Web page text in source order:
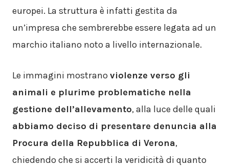
europei. La struttura è infatti gestita da
un’impresa che sembrerebbe essere legata ad un
marchio italiano noto a livello internazionale.
Le immagini mostrano violenze verso gli
animali e plurime problematiche nella
gestione dell’allevamento, alla luce delle quali
abbiamo deciso di presentare denuncia alla
Procura della Repubblica di Verona,
chiedendo che si accerti la veridicità di quanto